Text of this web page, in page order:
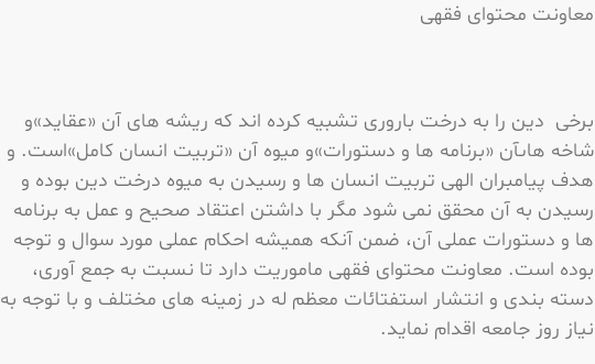
معاونت محتوای فقهی
برخی دین را به درخت بارورى تشبیه کرده اند که ریشه هاى آن «عقاید»و
شاخه هاىآن «برنامه ها و دستورات»و میوه آن «تربیت انسان کامل»است. و
هدف پیامبران الهی تربیت انسان ها و رسیدن به میوه درخت دین بوده و
رسیدن به آن محقق نمی شود مگر با داشتن اعتقاد صحیح و عمل به برنامه
ها و دستورات عملی آن، ضمن آنکه همیشه احکام عملی مورد سوال و توجه
بوده است. معاونت محتوای فقهی ماموریت دارد تا نسبت به جمع آوری،
دسته بندی و انتشار استفتائات معظم له در زمینه های مختلف و با توجه به
نیاز روز جامعه اقدام نماید.